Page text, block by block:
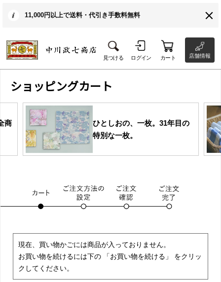
11,000円以上で送料・代引き手数料無料
見つける ログイン カート 店舗情報
ショッピングカート
商
ひとしおの、一枚。31年目の
特別な一枚。
現在、買い物かごには商品が入っておりません。
お買い物を続けるには下の 「お買い物を続ける」 をクリッ
クしてください。